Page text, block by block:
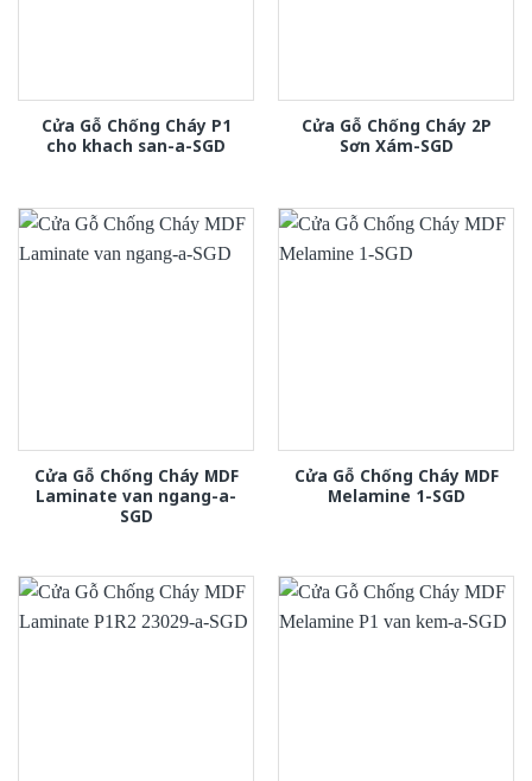
Cửa Gỗ Chống Cháy P1
cho khach san-a-SGD
Cửa Gỗ Chống Cháy 2P
Sơn Xám-SGD
Cửa Gỗ Chống Cháy MDF
Laminate van ngang-a-
SGD
Cửa Gỗ Chống Cháy MDF
Melamine 1-SGD